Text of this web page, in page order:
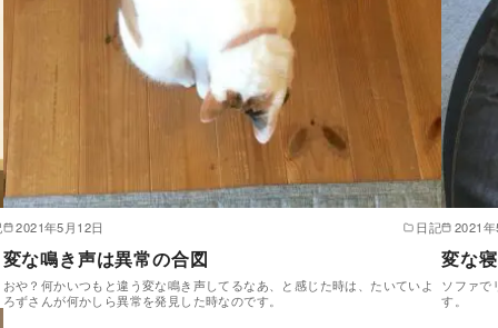
2021年5月12日 日記
変な鳴き声は異常の合図
おや？何かいつもと違う変な鳴き声してるなあ、と感じた時は、たいていよ
ろずさんが何かしら異常を発見した時なのです。
2021
変な
ソファで
す。